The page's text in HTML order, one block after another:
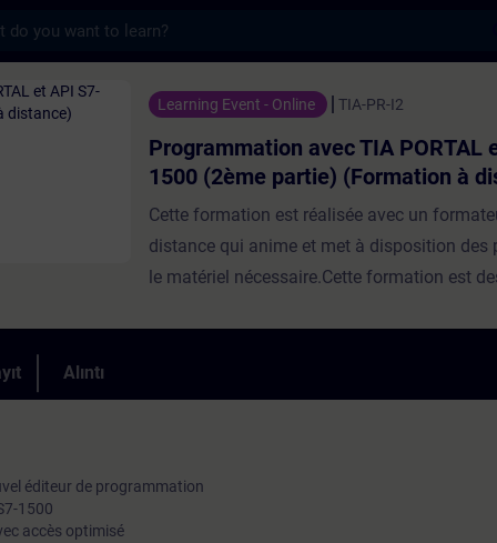
avec TIA PORTAL et API S7-1500
Learning Event - Online TIA-PR-I2
Programmation avec TIA PORTAL
1500 (2ème partie) (Formation à
Cette formation est réalisée avec un
distance qui anime et met à disposition des
le matériel nécessaire.Cette formation est
l'environnement de travail pour le
mettra en œuvre un API S7-1500, un IHM et
Alıntı
éditeur de programmation
1500
accès optimisé